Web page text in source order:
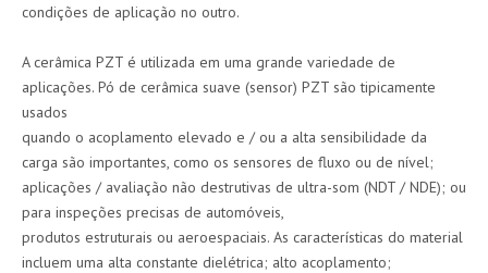
condições de aplicação no outro.
A cerâmica PZT é utilizada em uma grande variedade de
aplicações. Pó de cerâmica suave (sensor) PZT são tipicamente
usados
quando o acoplamento elevado e / ou a alta sensibilidade da
carga são importantes, como os sensores de fluxo ou de nível;
aplicações / avaliação não destrutivas de ultra-som (NDT / NDE); ou
para inspeções precisas de automóveis,
produtos estruturais ou aeroespaciais. As características do material
incluem uma alta constante dielétrica; alto acoplamento;